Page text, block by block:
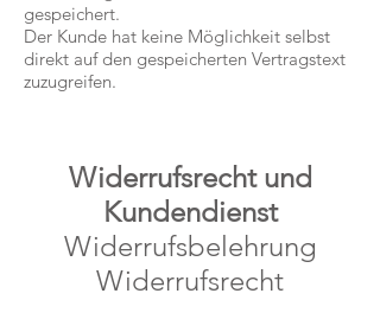
gespeichert.
Der Kunde hat keine Möglichkeit selbst
direkt auf den gespeicherten Vertragstext
zuzugreifen.
Widerrufsrecht und
Kundendienst
Widerrufsbelehrung
Widerrufsrecht